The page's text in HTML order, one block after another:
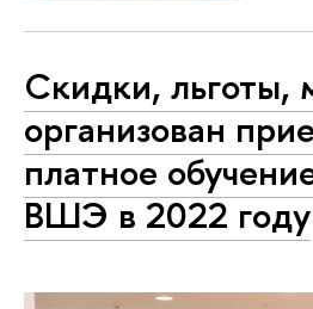
Скидки, льготы,
организован
платное
ВШЭ в 2022 году